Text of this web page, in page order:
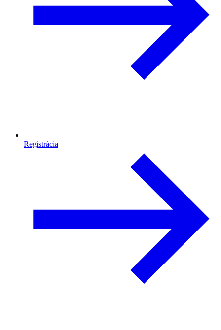
Registrácia